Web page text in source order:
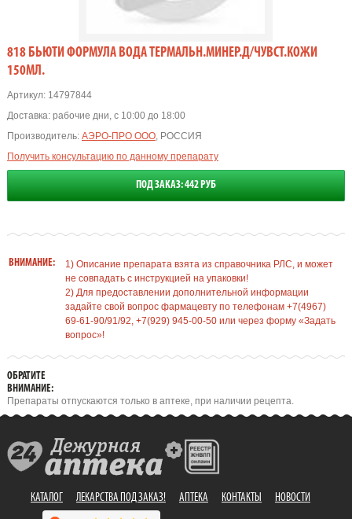
818 БЬЮТИ ФОРМУЛА ВОДА ТЕРМАЛЬН.МИНЕР.Д/ЧУВСТ.КОЖИ
150МЛ.
Артикул:14797844
Доставка: рабочие дни, с 10:00 до 18:00
Производитель: АЭРО-ПРО ООО, РОССИЯ
Получить консультацию по данному препарату
ПОД ЗАКАЗ: 442 РУБ
ВНИМАНИЕ:
1) Описание препарата взята из справочника РЛС, и может
не совпадать с инструкцией на упаковки!
2) Для предоставлении дополнительной информации
задайте свой вопрос фармацевту по телефонам +7(4967)
69-61-90/91/92, +7(929) 945-00-50 или через форму «Задать
вопрос»!
ОБРАТИТЕ
ВНИМАНИЕ:
Препараты отпускаются только в аптеке, при наличии рецепта.
КАТАЛОГ ЛЕКАРСТВА ПОД ЗАКАЗ! АПТЕКА КОНТАКТЫ НОВОСТИ